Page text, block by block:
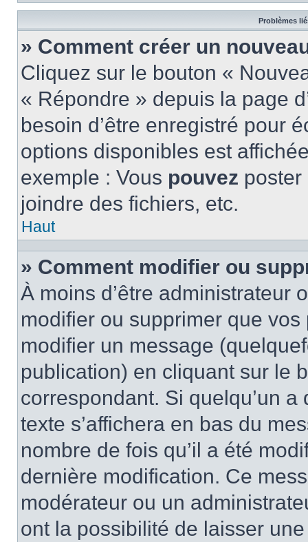
Problèmes
» Comment créer un
Cliquez sur le bouton «
« Répondre » depuis la page
besoin d’être enregistré pour
options disponibles est
exemple : Vous pouvez
joindre des fichiers, etc.
Haut
» Comment modifier ou
À moins d’être administrateur
modifier ou supprimer que
modifier un message
publication) en cliquant sur le
correspondant. Si quelqu’un
texte s’affichera en bas du
nombre de fois qu’il a été
dernière modification. Ce
modérateur ou un
ont la possibilité de laisser